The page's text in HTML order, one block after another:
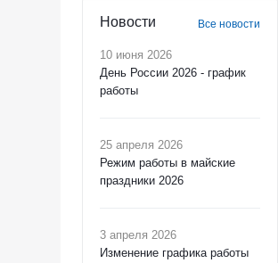
Новости Все новости
10 июня 2026
День России 2026 - график
работы
25 апреля 2026
Режим работы в майские
праздники 2026
3 апреля 2026
Изменение графика работы